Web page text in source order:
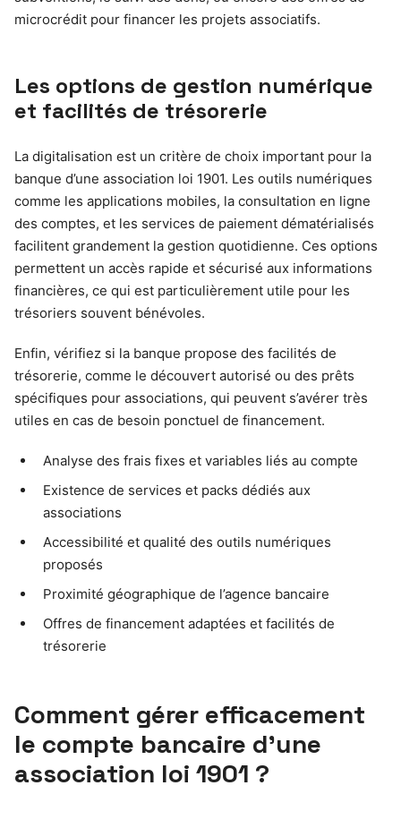
microcrédit pour financer les projets associatifs.
Les options de gestion numérique
et facilités de trésorerie
La digitalisation est un critère de choix important pour la
banque d’une association loi 1901. Les outils numériques
comme les applications mobiles, la consultation en ligne
des comptes, et les services de paiement dématérialisés
facilitent grandement la gestion quotidienne. Ces options
permettent un accès rapide et sécurisé aux informations
financières, ce qui est particulièrement utile pour les
trésoriers souvent bénévoles.
Enfin, vérifiez si la banque propose des facilités de
trésorerie, comme le découvert autorisé ou des prêts
spécifiques pour associations, qui peuvent s’avérer très
utiles en cas de besoin ponctuel de financement.
Analyse des frais fixes et variables liés au compte
Existence de services et packs dédiés aux
associations
Accessibilité et qualité des outils numériques
proposés
Proximité géographique de l’agence bancaire
Offres de financement adaptées et facilités de
trésorerie
Comment gérer efficacement
le compte bancaire d’une
association loi 1901 ?